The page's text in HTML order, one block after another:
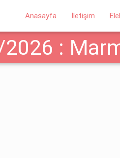
Anasayfa İletişim
: